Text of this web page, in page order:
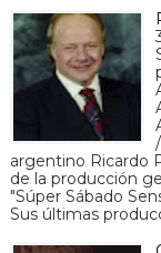
argentino Ricardo
de la producción
"Súper Sábado
Sus últimas